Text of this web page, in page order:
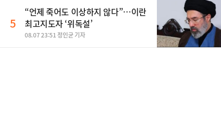
5
“언제 죽어도 이상하지 않다”…이란
최고지도자 ‘위독설’
08.07 23:51 정인균 기자